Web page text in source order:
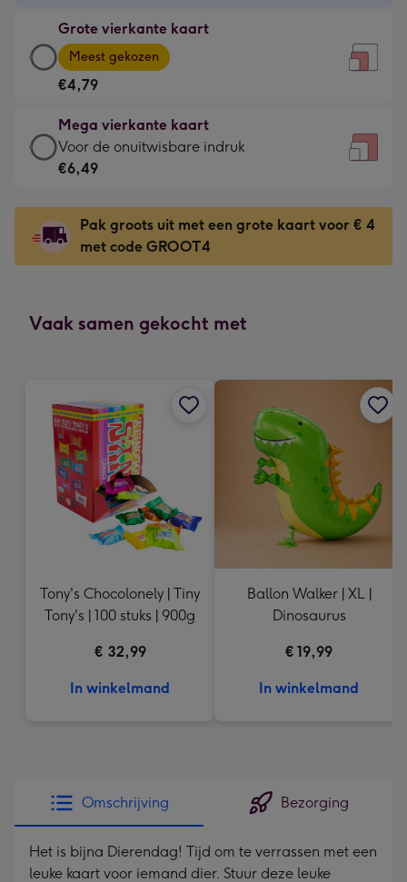
€3,49
-
Voor
kleine
gelukwens
-
130
x
130
mm
Grote vierkante kaart
Grote
vierkante
kaart
-
€4,79
-
Meest
-
Dimensions:
167
mm
Meest gekozen
€4,79
Mega vierkante kaart
Mega
vierkante
-
€6,49
-
onuitwisbare
240
x
240
mm
Voor de onuitwisbare indruk
€6,49
Pak groots uit met een grote kaart voor € 4
met code GROOT4
Vaak samen gekocht met
Tony's Chocolonely | Tiny
Tony's | 100 stuks | 900g
€ 32,99
In winkelmand
Ballon Walker | XL |
Dinosaurus
€ 19,99
In winkelmand
Omschrijving Bezorging
Het is bijna Dierendag! Tijd om te verrassen met een
leuke kaart voor iemand dier. Stuur deze leuke